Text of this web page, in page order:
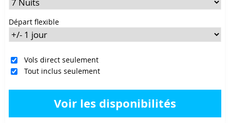
Départ flexible
Vols direct seulement
Tout inclus seulement
Voir les disponibilités